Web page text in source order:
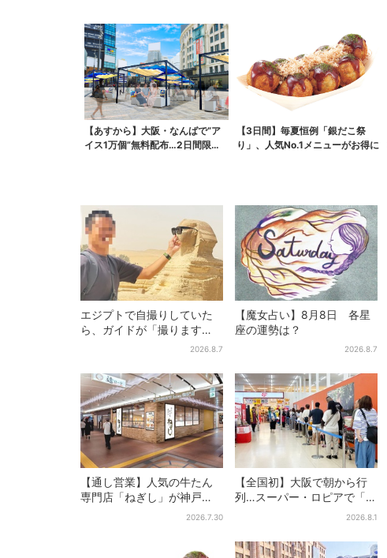
【あすから】大阪・なんばで“ア
イス1万個”無料配布…2日間限定
【3日間】毎夏恒例「銀だこ祭
り」、人気No.1メニューがお得に
エジプトで自撮りしていた
ら、ガイドが「撮ります
よ！」→ノリノリでポーズ
行でのトラブル防止策を
2026.8.7
【魔女占い】8月8日 各星
座の運勢は？
2026.8.7
【通し営業】人気の牛たん
専門店「ねぎし」が神戸
に、「想像しただけでお腹
2026.7.30
【全国初】大阪で朝から行
列…スーパー・ロピアで「ど
デカ抽選会」、開始30分2026.8.1